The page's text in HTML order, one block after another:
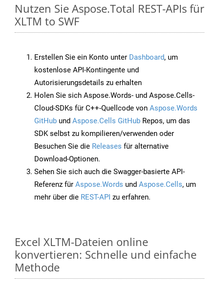
Nutzen Sie Aspose.Total REST-APIs für
XLTM to SWF
Erstellen Sie ein Konto unter Dashboard, um
kostenlose API-Kontingente und
Autorisierungsdetails zu erhalten
Holen Sie sich Aspose.Words- und Aspose.Cells-
Cloud-SDKs für C++-Quellcode von Aspose.Words
GitHub und Aspose.Cells GitHub Repos, um das
SDK selbst zu kompilieren/verwenden oder
Besuchen Sie die Releases für alternative
Download-Optionen.
Sehen Sie sich auch die Swagger-basierte API-
Referenz für Aspose.Words und Aspose.Cells, um
mehr über die REST-API zu erfahren.
Excel XLTM-Dateien online
konvertieren: Schnelle und einfache
Methode